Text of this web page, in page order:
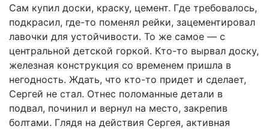
Сам купил доски, краску, цемент. Где требовалось,
подкрасил, где-то поменял рейки, зацементировал
лавочки для устойчивости. То же самое — с
центральной детской горкой. Кто-то вырвал доску,
железная конструкция со временем пришла в
негодность. Ждать, что кто-то придет и сделает,
Сергей не стал. Отнес поломанные детали в
подвал, починил и вернул на место, закрепив
болтами. Глядя на действия Сергея, активная